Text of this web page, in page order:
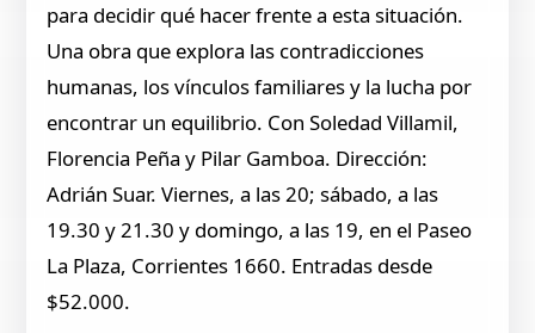
para decidir qué hacer frente a esta situación.
Una obra que explora las contradicciones
humanas, los vínculos familiares y la lucha por
encontrar un equilibrio. Con Soledad Villamil,
Florencia Peña y Pilar Gamboa. Dirección:
Adrián Suar. Viernes, a las 20; sábado, a las
19.30 y 21.30 y domingo, a las 19, en el Paseo
La Plaza, Corrientes 1660. Entradas desde
$52.000.